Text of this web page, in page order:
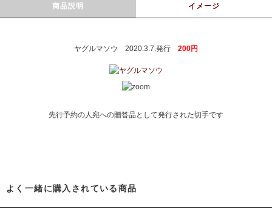
商品説明 イメージ
ヤグルマソウ 2020.3.7.発行 200円
先行予約の人宛への贈答品として発行された切手です
よく一緒に購入されている商品